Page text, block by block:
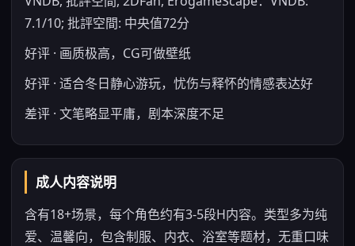
7.1/10; 批評空間: 中央值72分
好评 · 画质极高，CG可做壁纸
好评 · 适合冬日静心游玩，忧伤与释怀的情感表达好
差评 · 文笔略显平庸，剧本深度不足
成人内容说明
含有18+场景，每个角色约有3-5段H内容。类型多为纯
爱、温馨向，包含制服、内衣、浴室等题材，无重口味